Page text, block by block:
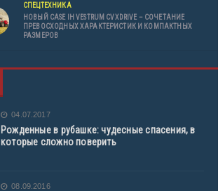
СПЕЦТЕХНИКА
НОВЫЙ CASE IH VESTRUM CVXDRIVE – СОЧЕТАНИЕ
ПРЕВОСХОДНЫХ ХАРАКТЕРИСТИК И КОМПАКТНЫХ
РАЗМЕРОВ
04.07.2017
Рожденные в рубашке: чудесные спасения, в
которые сложно поверить
08.09.2016